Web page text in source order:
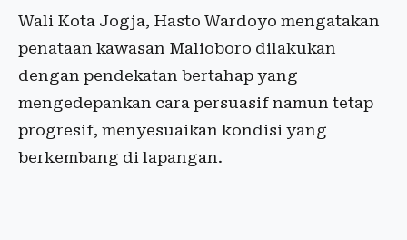
Wali Kota Jogja, Hasto Wardoyo mengatakan
penataan kawasan Malioboro dilakukan
dengan pendekatan bertahap yang
mengedepankan cara persuasif namun tetap
progresif, menyesuaikan kondisi yang
berkembang di lapangan.